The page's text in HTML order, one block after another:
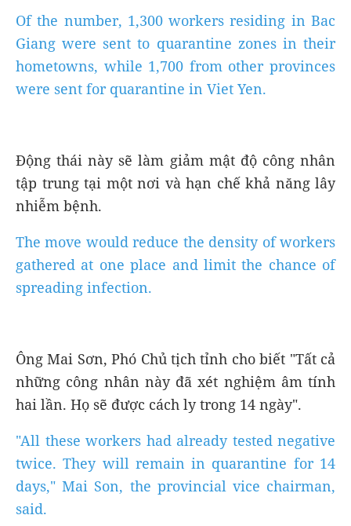
Of the number, 1,300 workers residing in Bac
Giang were sent to quarantine zones in their
hometowns, while 1,700 from other provinces
were sent for quarantine in Viet Yen.
Động thái này sẽ làm giảm mật độ công nhân
tập trung tại một nơi và hạn chế khả năng lây
nhiễm bệnh.
The move would reduce the density of workers
gathered at one place and limit the chance of
spreading infection.
Ông Mai Sơn, Phó Chủ tịch tỉnh cho biết "Tất cả
những công nhân này đã xét nghiệm âm tính
hai lần. Họ sẽ được cách ly trong 14 ngày".
"All these workers had already tested negative
twice. They will remain in quarantine for 14
days," Mai Son, the provincial vice chairman,
said.